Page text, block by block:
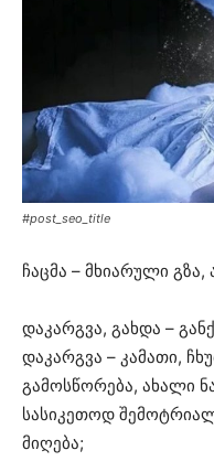
#post_seo_title
ჩაცმა – მხიარული
დაკარგვა, გახდა –
დაკარგვა – კამათი,
გამოსწორება, ახალი
სასიკეთოდ
მიღება;